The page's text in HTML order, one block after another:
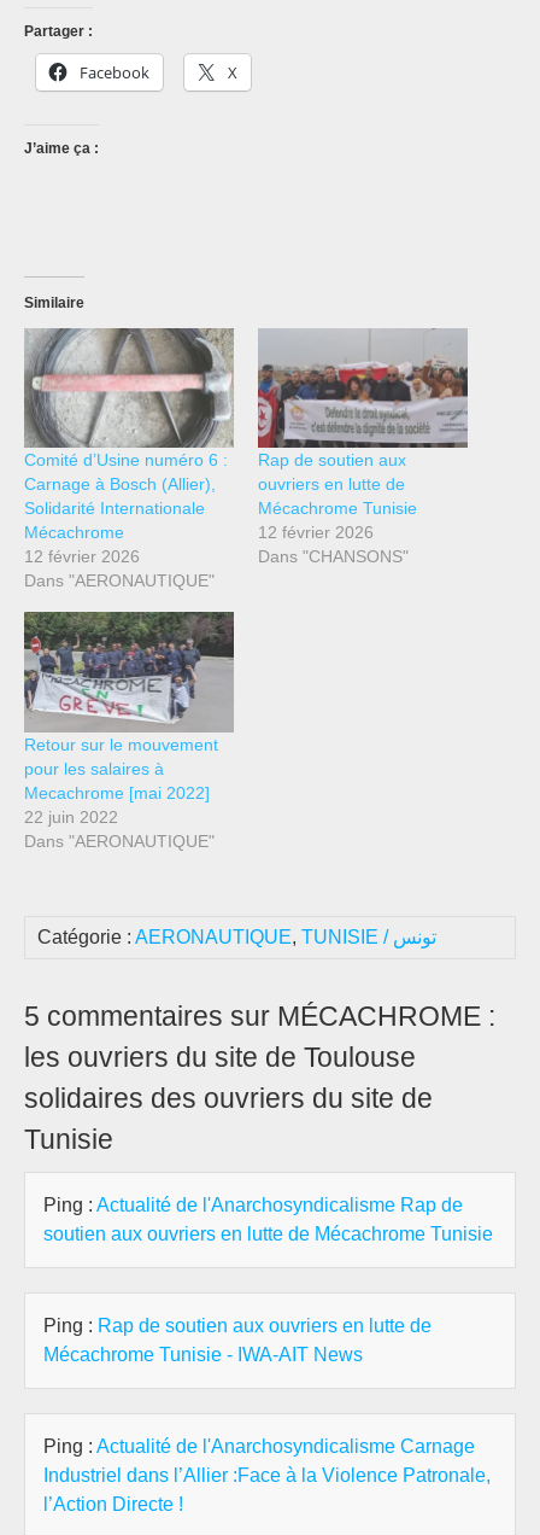
Partager :
Facebook X
J’aime ça :
Similaire
Comité d’Usine numéro 6 :
Carnage à Bosch (Allier),
Solidarité Internationale
Mécachrome
12 février 2026
Dans "AERONAUTIQUE"
Rap de soutien aux
ouvriers en lutte de
Mécachrome Tunisie
12 février 2026
Dans "CHANSONS"
Retour sur le mouvement
pour les salaires à
Mecachrome [mai 2022]
22 juin 2022
Dans "AERONAUTIQUE"
Catégorie : AERONAUTIQUE, TUNISIE / تونس
5 commentaires sur MÉCACHROME :
les ouvriers du site de Toulouse
solidaires des ouvriers du site de
Tunisie
Ping : Actualité de l'Anarchosyndicalisme Rap de
soutien aux ouvriers en lutte de Mécachrome Tunisie
Ping : Rap de soutien aux ouvriers en lutte de
Mécachrome Tunisie - IWA-AIT News
Ping : Actualité de l'Anarchosyndicalisme Carnage
Industriel dans l’Allier :Face à la Violence Patronale,
l’Action Directe !